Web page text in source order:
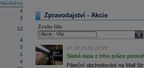
Návštěvy
4
2
12
4
3
1
4
16:26
Objem obchodů s akciemi na
obchodů za poslední rok je 0,665
16:23 Zvýšení výroby balistických střel
nějakou dobu potrvá. Agentuře
Armin Papperger. Společná výroba
doplnit arzenál Spojeným státům,
(ČTK)
16:07 Conocophillips
Zpravodajství - Akcie
Zvolte filtr
07.08.2026 22:05
Slabá data z trhu práce
Páteční obchodování na Wall